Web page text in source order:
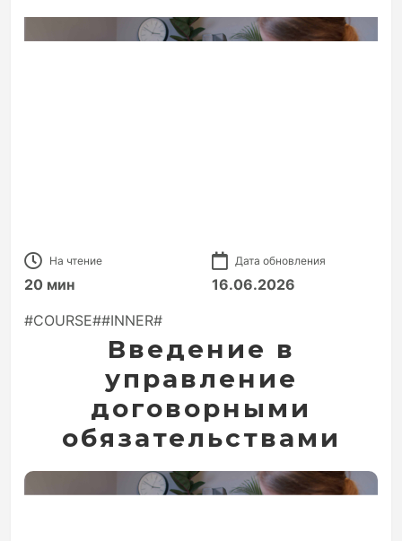
На чтение
20 мин
Дата обновления
16.06.2026
#COURSE##INNER#
Введение в
управление
договорными
обязательствами